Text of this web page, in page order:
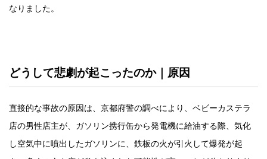
なりました。
どうして悲劇が起こったのか｜原因
直接的な事故の原因は、京都府警の調べにより、ベビーカステラ
店の男性店主が、ガソリン携行缶から発電機に給油する際、気化
し空気中に噴出したガソリンに、鉄板の火が引火して爆発が起